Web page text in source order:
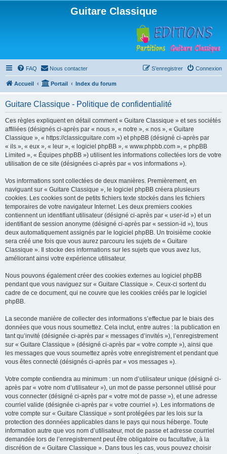
Guitare Classique
FAQ Nous contacter Connexion
S’enregistrer
Accueil Portail Index du forum
Guitare Classique - Politique de confidentialité
Ces règles expliquent en détail comment « Guitare Classique » et ses sociétés
affiliées (désignés ci-après par « nous », « notre », « nos », « Guitare
Classique », « https://classicguitare.com ») et phpBB (désigné ci-après par
« ils », « eux », « leur », « logiciel phpBB », « www.phpbb.com », « phpBB
Limited », « Équipes phpBB ») utilisent les informations collectées lors de votre
utilisation de ce site (désignées ci-après par « vos informations »).
Vos informations sont collectées de deux manières. Premièrement, en
naviguant sur « Guitare Classique », le logiciel phpBB créera plusieurs
cookies. Les cookies sont de petits fichiers texte stockés dans les fichiers
temporaires de votre navigateur Internet. Les deux premiers cookies
contiennent un identifiant utilisateur (désigné ci-après par « user-id ») et un
identifiant de session anonyme (désigné ci-après par « session-id »), tous
deux automatiquement assignés par le logiciel phpBB. Un troisième cookie
sera créé une fois que vous aurez parcouru les sujets de « Guitare
Classique ». Il stocke des informations sur les sujets que vous avez lus,
améliorant ainsi votre expérience utilisateur.
Nous pouvons également créer des cookies externes au logiciel phpBB
pendant que vous naviguez sur « Guitare Classique ». Ceux-ci sortent du
cadre de ce document, qui ne couvre que les cookies créés par le logiciel
phpBB.
La seconde manière de collecter des informations s’effectue par le biais des
données que vous nous soumettez. Cela inclut, entre autres : la publication en
tant qu’invité (désignée ci-après par « messages d’invités »), l’enregistrement
sur « Guitare Classique » (désigné ci-après par « votre compte »), ainsi que
les messages que vous soumettez après votre enregistrement et pendant que
vous êtes connecté (désignés ci-après par « vos messages »).
Votre compte contiendra au minimum : un nom d’utilisateur unique (désigné ci-
après par « votre nom d’utilisateur »), un mot de passe personnel utilisé pour
vous connecter (désigné ci-après par « votre mot de passe »), et une adresse
courriel valide (désignée ci-après par « votre courriel »). Les informations de
votre compte sur « Guitare Classique » sont protégées par les lois sur la
protection des données applicables dans le pays qui nous héberge. Toute
information autre que vos nom d’utilisateur, mot de passe et adresse courriel
demandée lors de l’enregistrement peut être obligatoire ou facultative, à la
discrétion de « Guitare Classique ». Dans tous les cas, vous pouvez choisir